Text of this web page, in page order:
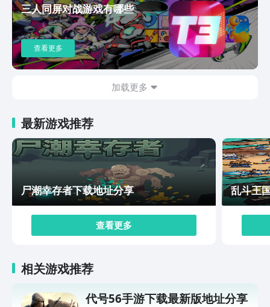
三人同屏对战游戏有哪些
查看更多
加载更多
最新游戏推荐
尸潮幸存者下载地址分享
查看更多
乱斗王
相关游戏推荐
代号56手游下载最新版地址分享